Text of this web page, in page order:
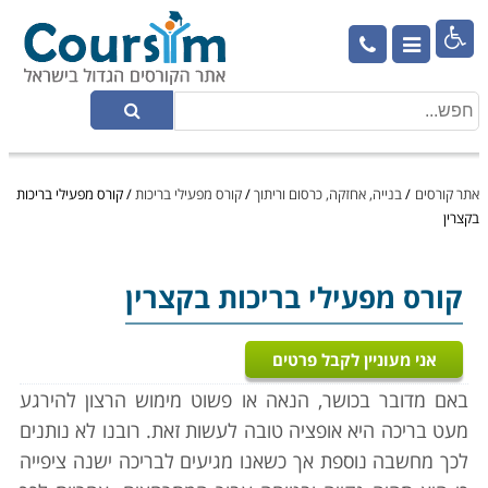

אתר קורסים /בנייה, אחזקה, כרסום וריתוך/קורס מפעילי בריכות/קורס מפעילי בריכות
בקצרין
קורס מפעילי בריכותבקצרין
אני מעוניין לקבל פרטים
באם מדובר בכושר, הנאה או פשוט מימוש הרצון להירגע
מעט בריכה היא אופציה טובה לעשות זאת. רובנו לא נותנים
לכך מחשבה נוספת אך כשאנו מגיעים לבריכה ישנה ציפייה